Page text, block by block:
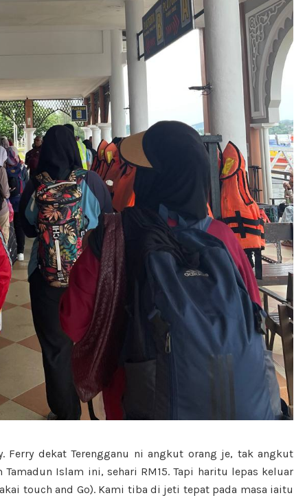
dekat Terengganu ni angkut orang je, tak angkut
Islam ini, sehari RM15. Tapi haritu lepas keluar
touch and Go). Kami tiba di jeti tepat pada masa iaitu